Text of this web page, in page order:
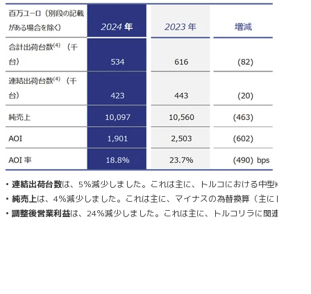
• 連結出荷台数は、5％減少しました。これは主に、トルコにおける中型K9バン
• 純売上は、4％減少しました。これは主に、マイナスの為替換算（主にトルコ
• 調整後営業利益は、24％減少しました。これは主に、トルコリラに関連する